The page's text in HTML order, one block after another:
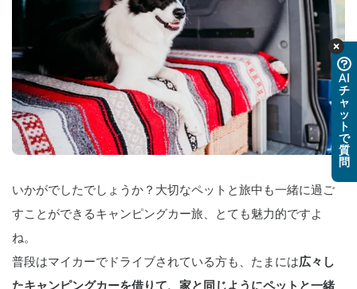
いかがでしたでしょうか？大切なペットと旅中も一緒に過ご
すことができるキャンピングカー旅、とても魅力的ですよ
ね。
普段はマイカーでドライブされている方も、たまには広々し
たキャンピングカーを借りて、家と同じようにペットと一緒
AI
チ
ャ
ッ
ト
で
質
問